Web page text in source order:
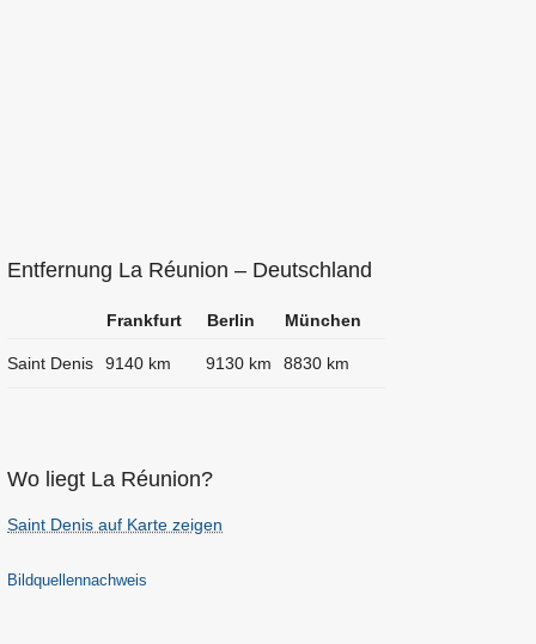
Entfernung La Réunion – Deutschland
Frankfurt Berlin München
Saint Denis 9140 km 9130 km 8830 km
Wo liegt La Réunion?
Saint Denis auf Karte zeigen
Bildquellennachweis